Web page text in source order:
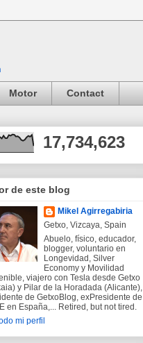
Motor Contact
17,734,623
de este blog
Mikel Agirregabiria
Getxo, Vizcaya, Spain
Abuelo, físico, educador,
blogger, voluntario en
Longevidad, Silver
Economy y Movilidad
viajero con Tesla desde Getxo
y Pilar de la Horadada (Alicante),
de GetxoBlog, exPresidente de
en España,... Retired, but not tired.
mi perfil